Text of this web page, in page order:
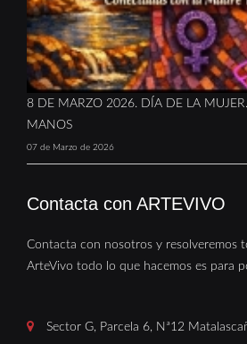
8 DE MARZO 2026. DÍA DE LA
MANOS
07 de Marzo de 2026
Contacta con ARTEVIVO
Contacta con nosotros y resolveremos
ArteVivo todo lo que hacemos es para
Sector G, Parcela 6, Nª12